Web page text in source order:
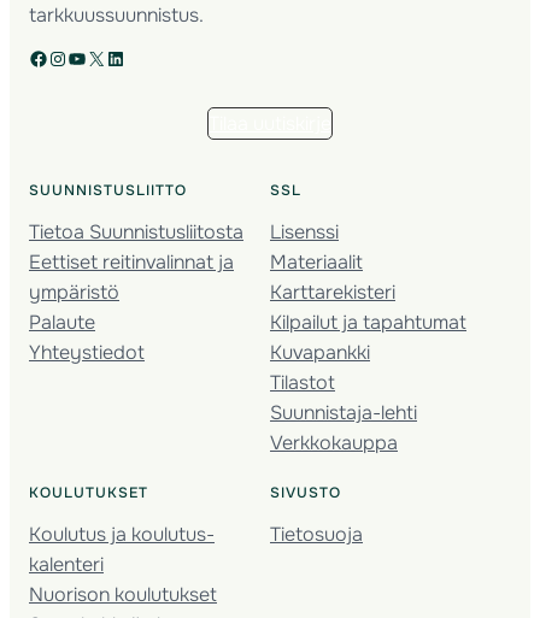
tarkkuussuunnistus.
Facebook Instagram YouTube X LinkedIn
SUUNNISTUSLIITTO
Tietoa Suunnistusliitosta
Eettiset reitinvalinnat ja
ympäristö
Palaute
Yhteystiedot
SSL
Lisenssi
Materiaalit
Karttarekisteri
Kilpailut ja tapahtumat
Kuvapankki
Tilastot
Suunnistaja-lehti
Verkkokauppa
KOULUTUKSET
Koulutus ja koulutus­
kalenteri
Nuorison koulutukset
SIVUSTO
Tietosuoja